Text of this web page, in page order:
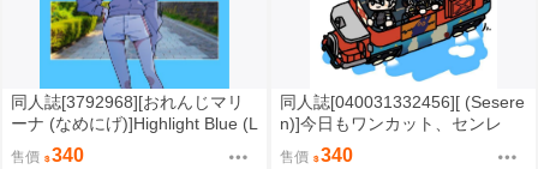
同人誌[3792968][おれんじマリ
ーナ (なめにげ)]Highlight Blue (L
oveLive)
售價 340
同人誌[040031332456][ (Sesere
n)]今日もワンカット、センレ
ズ！VOL.3 (絕區零)
售價 340